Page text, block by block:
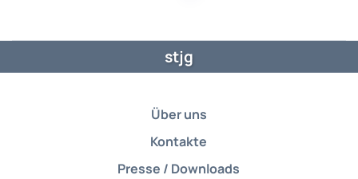
stjg
Über uns
Kontakte
Presse / Downloads